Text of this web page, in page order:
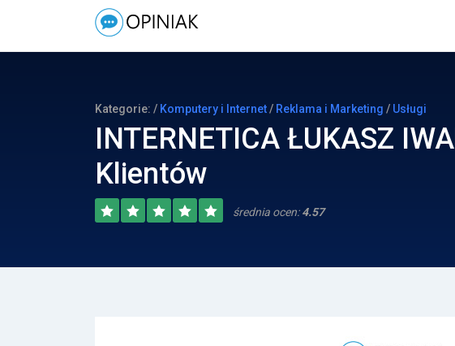
Kategorie: / Komputery i Internet/ Reklama i Marketing / Usługi
INTЕRNЕTICA ŁUKASZ
Klientów
średnia ocen:4.57